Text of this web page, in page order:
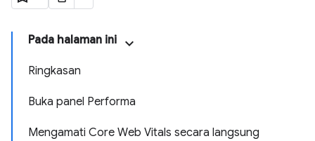
Pada halaman ini
Ringkasan
Buka panel Performa
Mengamati Core Web Vitals secara langsung